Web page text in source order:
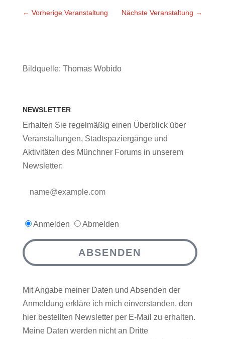
← Vorherige Veranstaltung Nächste Veranstaltung →
Bildquelle: Thomas Wobido
NEWSLETTER
Erhalten Sie regelmäßig einen Überblick über
Veranstaltungen, Stadtspaziergänge und
Aktivitäten des Münchner Forums in unserem
Newsletter:
Anmelden Abmelden
ABSENDEN
Mit Angabe meiner Daten und Absenden der
Anmeldung erkläre ich mich einverstanden, den
hier bestellten Newsletter per E-Mail zu erhalten.
Meine Daten werden nicht an Dritte